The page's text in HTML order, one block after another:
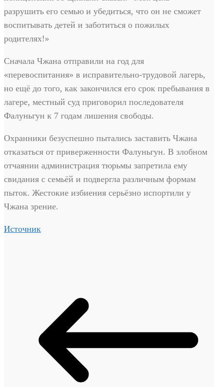
разрушить его семью и убедиться, что он не сможет
воспитывать детей и заботиться о пожилых
родителях!»
Сначала Чжана отправили на год для
«перевоспитания» в исправительно-трудовой лагерь,
но ещё до того, как закончился его срок пребывания в
лагере, местный суд приговорил последователя
Фалуньгун к 7 годам лишения свободы.
Охранники безуспешно пытались заставить Чжана
отказаться от приверженности Фалуньгун. В злобном
отчаянии администрация тюрьмы запретила ему
свидания с семьёй и подвергла различным формам
пыток. Жестокие избиения серьёзно испортили у
Чжана зрение.
Источник